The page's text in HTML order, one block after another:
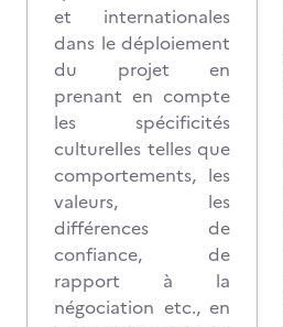
et internationales
dans le déploiement
du projet en
prenant en compte
les spécificités
culturelles telles que
comportements, les
valeurs, les
différences de
confiance, de
rapport à la
négociation etc., en